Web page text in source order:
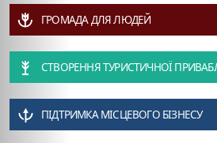
ГРОМАДА ДЛЯ ЛЮДЕЙ
СТВОРЕННЯ ТУРИСТИЧНОЇ
ПІДТРИМКА МІСЦЕВОГО БІЗНЕСУ